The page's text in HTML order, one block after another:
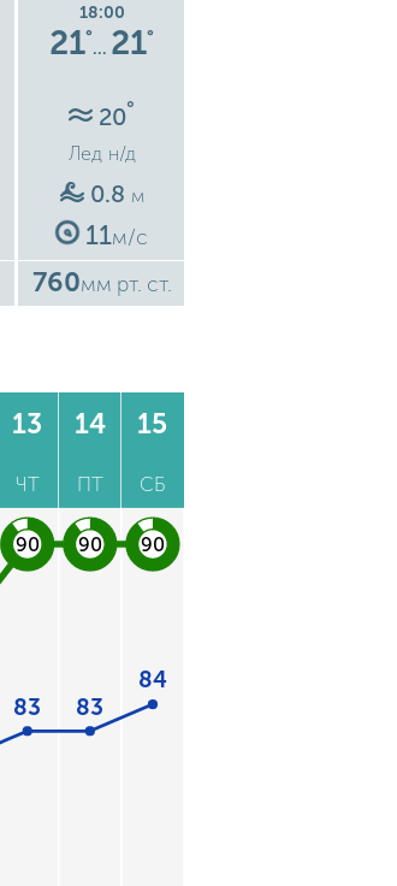
18:00
21°
… 21°
20°
Лед н/д
0.8 м
11м/с
760мм рт. ст.
13
ЧТ
14
ПТ
15
СБ
83 83
84
90 90 90